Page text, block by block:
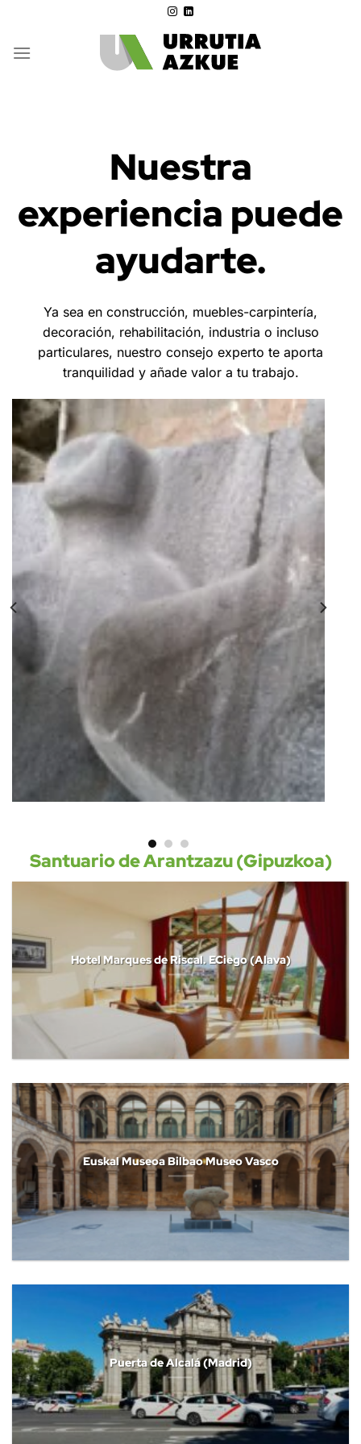
contenido
Nuestra
experiencia puede
ayudarte.
Ya sea en construcción, muebles-carpintería,
decoración, rehabilitación, industria o incluso
particulares, nuestro consejo experto te aporta
tranquilidad y añade valor a tu trabajo.
Santuario de Arantzazu (Gipuzkoa)
Hotel Marques de Riscal. ECiego (Alava)
Euskal Museoa Bilbao Museo Vasco
Puerta de Alcalá (Madrid)